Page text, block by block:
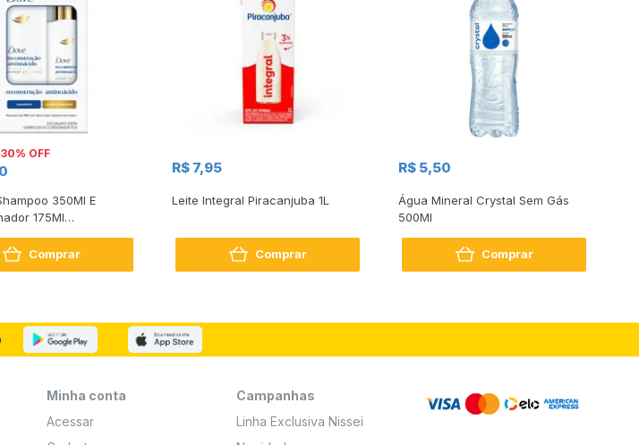
30% OFF
350Ml E
175Ml
Comprar
R$ 7,95
Leite Integral Piracanjuba 1L
Comprar
R$ 5,50
Água Mineral Crystal Sem Gás
500Ml
Comprar
Minha conta
Acessar
Campanhas
Linha Exclusiva Nissei